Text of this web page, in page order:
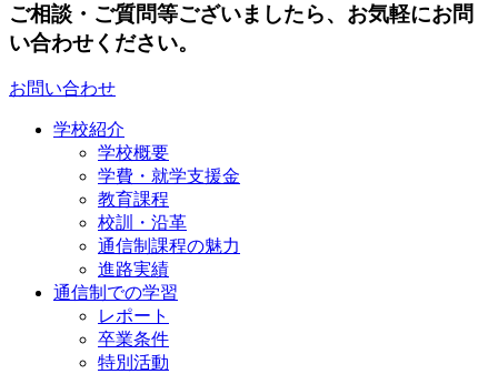
ご相談・ご質問等ございましたら、お気軽にお問
い合わせください。
お問い合わせ
学校紹介
学校概要
学費・就学支援金
教育課程
校訓・沿革
通信制課程の魅力
進路実績
通信制での学習
レポート
卒業条件
特別活動